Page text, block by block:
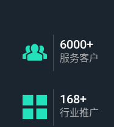
6000+
服务客户
168+
行业推广